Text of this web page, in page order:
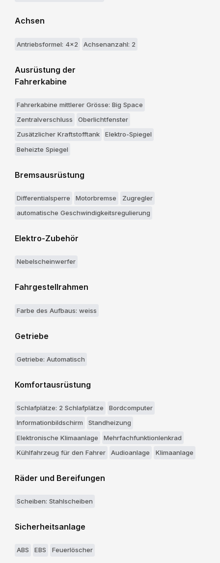
Achsen
Antriebsformel: 4x2 Achsenanzahl: 2
Ausrüstung der
Fahrerkabine
Fahrerkabine mittlerer Grösse: Big Space
Zentralverschluss
Oberlichtfenster
Zusätzlicher Kraftstofftank
Elektro-Spiegel
Beheizte Spiegel
Bremsausrüstung
Differentialsperre Motorbremse
Zugregler
automatische Geschwindigkeitsregulierung
Elektro-Zubehör
Nebelscheinwerfer
Fahrgestellrahmen
Farbe des Aufbaus: weiss
Getriebe
Getriebe: Automatisch
Komfortausrüstung
Schlafplätze: 2 Schlafplätze
Bordcomputer
Informationbildschirm
Standheizung
Elektronische Klimaanlage
Mehrfachfunktionlenkrad
Kühlfahrzeug für den Fahrer
Audioanlage Klimaanlage
Räder und Bereifungen
Scheiben: Stahlscheiben
Sicherheitsanlage
ABS EBS Feuerlöscher